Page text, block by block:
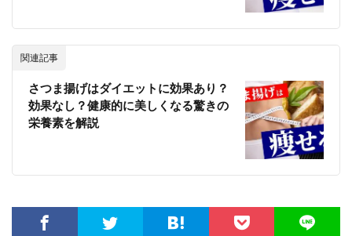
関連記事
さつま揚げはダイエットに効果あり？
効果なし？健康的に美しくなる驚きの
栄養素を解説